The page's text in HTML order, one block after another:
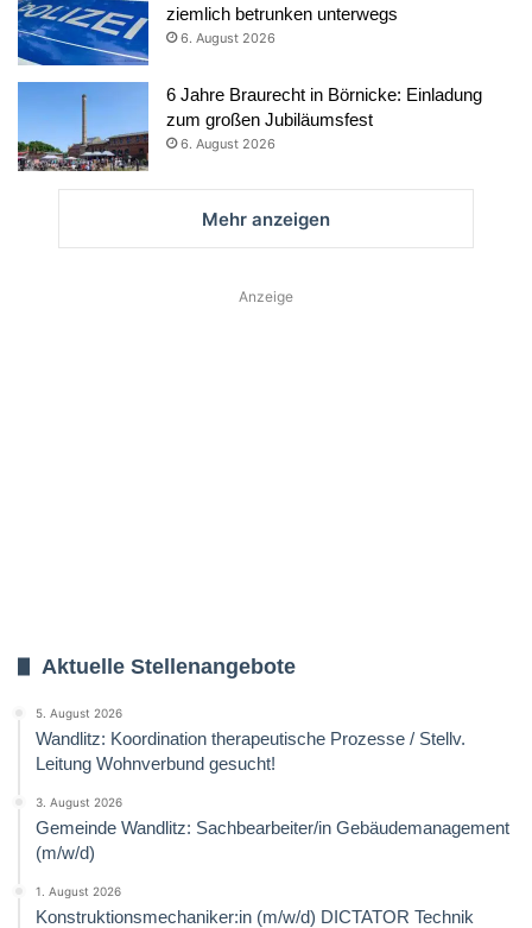
ziemlich betrunken unterwegs
6. August 2026
6 Jahre Braurecht in Börnicke: Einladung
zum großen Jubiläumsfest
6. August 2026
Mehr anzeigen
Anzeige
Aktuelle Stellenangebote
5. August 2026
Wandlitz: Koordination therapeutische Prozesse / Stellv.
Leitung Wohnverbund gesucht!
3. August 2026
Gemeinde Wandlitz: Sachbearbeiter/in Gebäudemanagement
(m/w/d)
1. August 2026
Konstruktionsmechaniker:in (m/w/d) DICTATOR Technik